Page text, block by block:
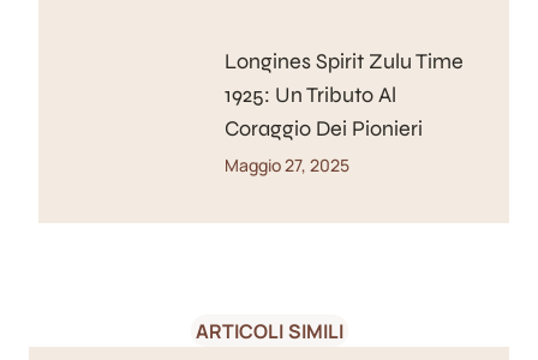
Longines Spirit Zulu Time
1925: Un Tributo Al
Coraggio Dei Pionieri
Maggio 27, 2025
ARTICOLI SIMILI